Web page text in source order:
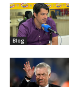
Blog